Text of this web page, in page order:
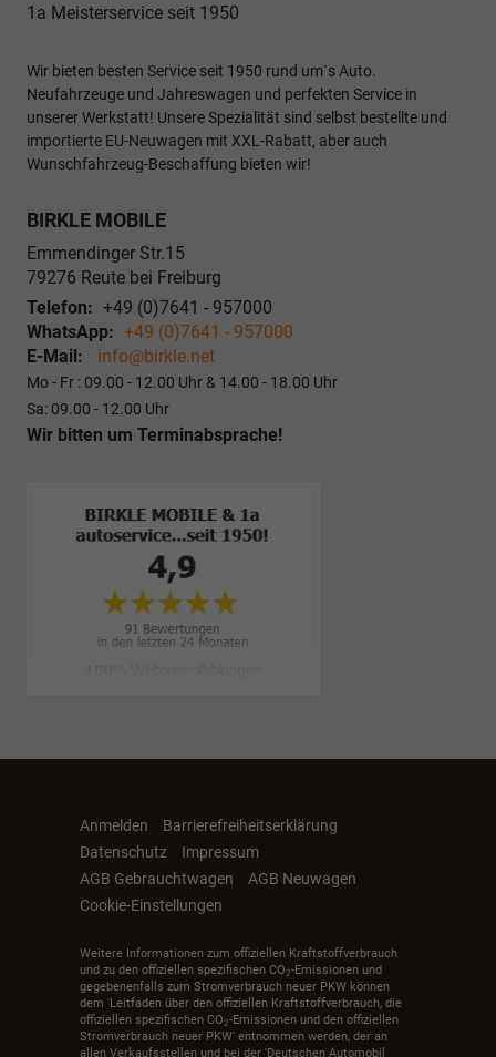
1a Meisterservice seit 1950
Wir bieten besten Service seit 1950 rund um`s Auto.
Neufahrzeuge und Jahreswagen und perfekten Service in
unserer Werkstatt! Unsere Spezialität sind selbst bestellte und
importierte EU-Neuwagen mit XXL-Rabatt, aber auch
Wunschfahrzeug-Beschaffung bieten wir!
BIRKLE MOBILE
Emmendinger Str.15
79276 Reute bei Freiburg
Telefon: +49 (0)7641 - 957000
WhatsApp: +49 (0)7641 - 957000
E-Mail:
info@birkle.net
Mo - Fr : 09.00 - 12.00 Uhr & 14.00 - 18.00 Uhr
Sa: 09.00 - 12.00 Uhr
Wir bitten um Terminabsprache!
Anmelden
Barrierefreiheitserklärung
Datenschutz
Impressum
AGB Gebrauchtwagen
AGB Neuwagen
Cookie-Einstellungen
Weitere Informationen zum offiziellen Kraftstoffverbrauch
und zu den offiziellen spezifischen CO2-Emissionen und
gegebenenfalls zum Stromverbrauch neuer PKW können
dem 'Leitfaden über den offiziellen Kraftstoffverbrauch, die
offiziellen spezifischen CO2-Emissionen und den offiziellen
Stromverbrauch neuer PKW' entnommen werden, der an
allen Verkaufsstellen und bei der 'Deutschen Automobil